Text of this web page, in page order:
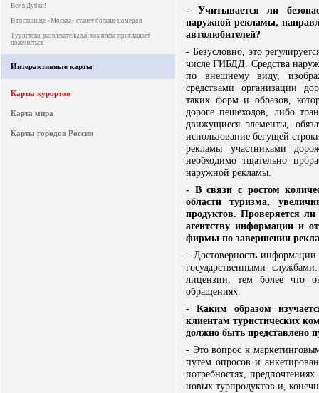
Все в Дубаи!
В гостинице «Москва» станет больше номеров
Туристско-развлекательный комплекс приглашает
пожениться
Интерактивные карты
Карты курортов
Карта мира
Карты городов России
- Учитывается ли
наружной рекламы,
автолюбителей?
- Безусловно, это
числе ГИБДД. Средства
по внешнему виду,
средствами организации
таких форм и образов,
дороге пешеходов, либо
движущиеся элементы,
использование бегущей
рекламы участниками
необходимо тщательно
наружной рекламы.
- В связи с ростом
области туризма,
продуктов. Проверяется ли
агентству информации и
фирмы по завершении
- Достоверность
государственными
лицензии, тем более что
обращениях.
- Каким образом
клиентам туристических
должно быть представлено
- Это вопрос к
путем опросов и
потребностях,
новых турпродуктов и,